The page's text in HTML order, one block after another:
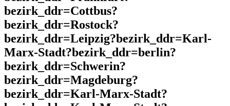
bezirk_ddr=Cottbus?
bezirk_ddr=Rostock?
bezirk_ddr=Leipzig?bezirk_ddr=Karl-
Marx-Stadt?bezirk_ddr=berlin?
bezirk_ddr=Schwerin?
bezirk_ddr=Magdeburg?
bezirk_ddr=Karl-Marx-Stadt?